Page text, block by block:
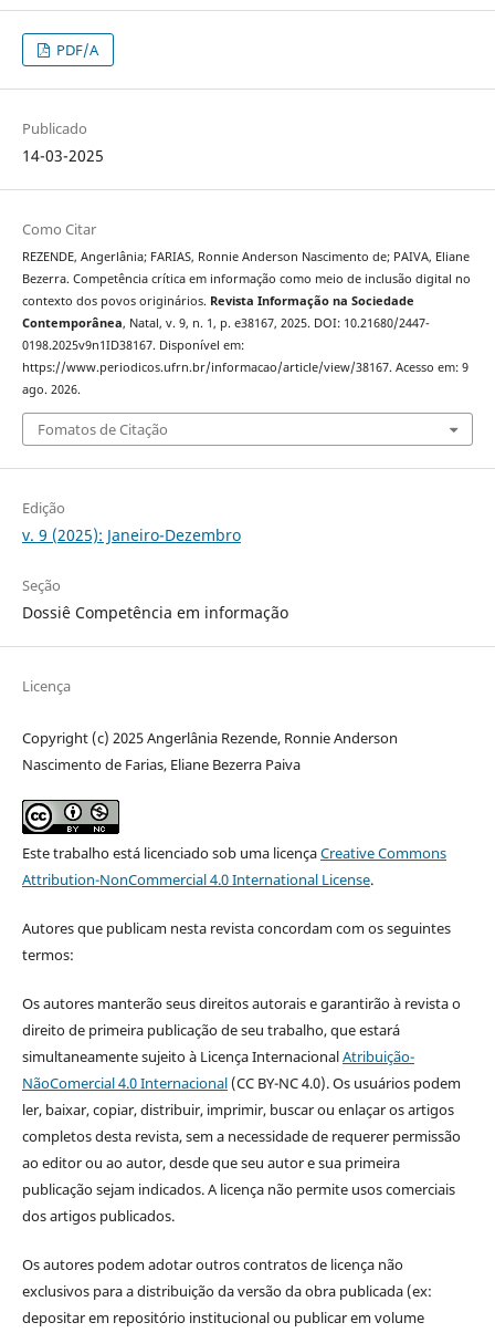
PDF/A
Publicado
14-03-2025
Como Citar
REZENDE, Angerlânia; FARIAS, Ronnie Anderson Nascimento de; PAIVA, Eliane
Bezerra. Competência crítica em informação como meio de inclusão digital no
contexto dos povos originários. Revista Informação na Sociedade
Contemporânea, Natal, v. 9, n. 1, p. e38167, 2025. DOI: 10.21680/2447-
0198.2025v9n1ID38167. Disponível em:
https://www.periodicos.ufrn.br/informacao/article/view/38167. Acesso em: 9
ago. 2026.
Fomatos de Citação
Edição
v. 9 (2025): Janeiro-Dezembro
Seção
Dossiê Competência em informação
Licença
Copyright (c) 2025 Angerlânia Rezende, Ronnie Anderson
Nascimento de Farias, Eliane Bezerra Paiva
Este trabalho está licenciado sob uma licençaCreative Commons
Attribution-NonCommercial 4.0 International License.
Autores que publicam nesta revista concordam com os seguintes
termos:
Os autores manterão seus direitos autorais e garantirão à revista o
direito de primeira publicação de seu trabalho, que estará
simultaneamente sujeito à Licença InternacionalAtribuição-
NãoComercial 4.0 Internacional(CC BY-NC 4.0). Os usuários podem
ler, baixar, copiar, distribuir, imprimir, buscar ou enlaçar os artigos
completos desta revista, sem a necessidade de requerer permissão
ao editor ou ao autor, desde que seu autor e sua primeira
publicação sejam indicados. A licença não permite usos comerciais
dos artigos publicados.
Os autores podem adotar outros contratos de licença não
exclusivos para a distribuição da versão da obra publicada (ex:
depositar em repositório institucional ou publicar em volume